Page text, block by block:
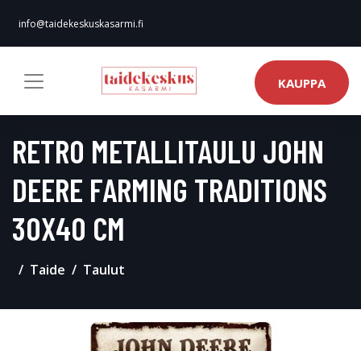
info@taidekeskuskasarmi.fi
KAUPPA
RETRO METALLITAULU JOHN
DEERE FARMING TRADITIONS
30X40 CM
Taide Taulut